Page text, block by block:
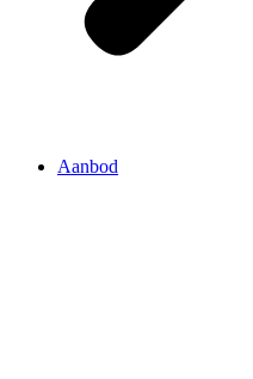
Aanbod